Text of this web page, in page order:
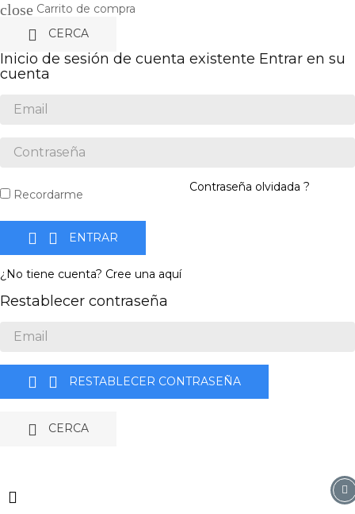
close Carrito de compra

 CERCA
Inicio de sesión de cuenta existente Entrar en su
cuenta
Recordarme
Contraseña olvidada ?
  ENTRAR
¿No tiene cuenta? Cree una aquí
Restablecer contraseña
  RESTABLECER CONTRASEÑA
 CERCA